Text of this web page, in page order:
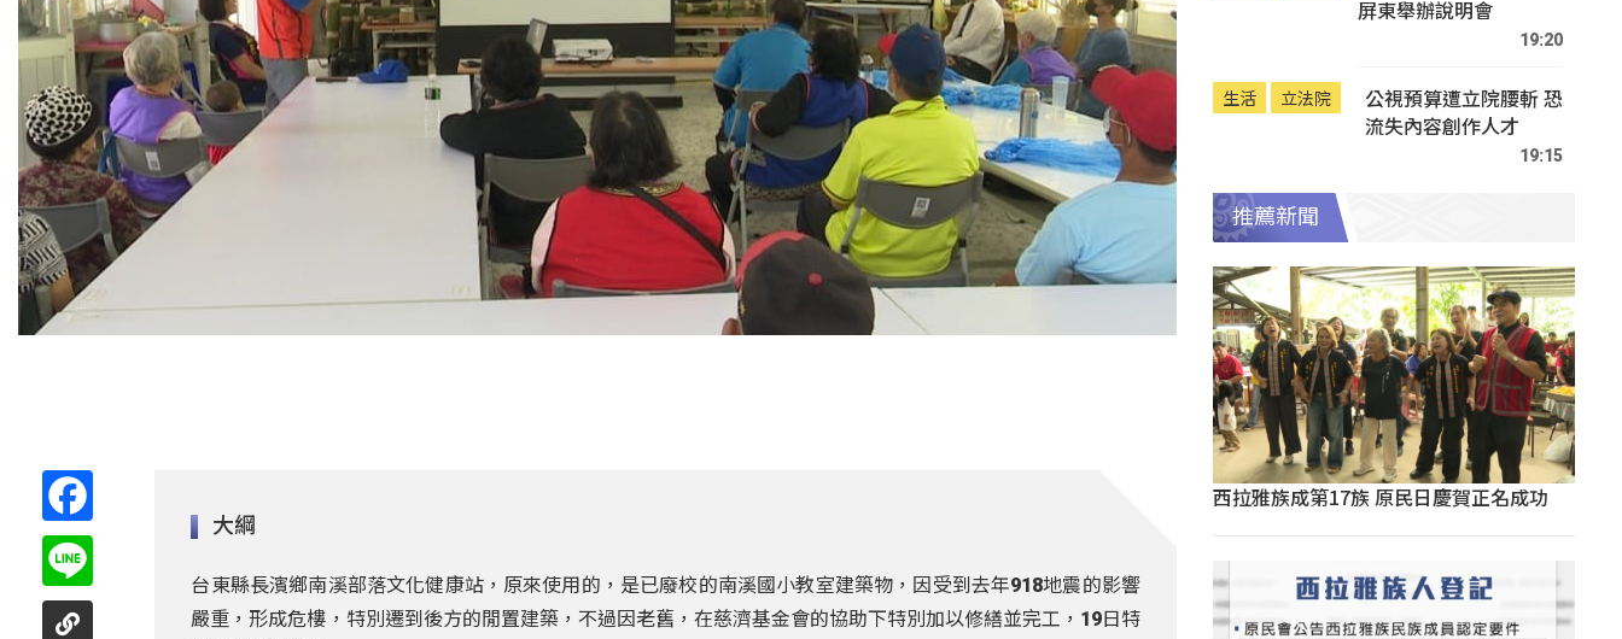
大綱
台東縣長濱鄉南溪部落文化健康站，原來使用的，是已廢校的南溪國小教室建築物，因受到去年918地震的影響
嚴重，形成危樓，特別遷到後方的閒置建築，不過因老舊，在慈濟基金會的協助下特別加以修繕並完工，19日特
屏東舉辦說明會
19:20
生活 立法院
公視預算遭立院腰斬 恐
流失內容創作人才
19:15
推薦新聞
西拉雅族成第17族 原民日慶賀正名成功